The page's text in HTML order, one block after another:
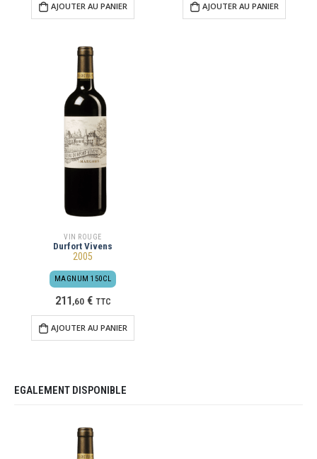
AJOUTER AU PANIER AJOUTER AU PANIER
VIN ROUGE
Durfort Vivens
2005
MAGNUM 150CL
211 ,60 € TTC
AJOUTER AU PANIER
EGALEMENT DISPONIBLE